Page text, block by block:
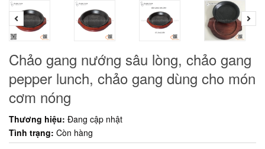
Chảo gang nướng sâu lòng, chảo gang
pepper lunch, chảo gang dùng cho món
cơm nóng
Thương hiệu: Đang cập nhật
Tình trạng: Còn hàng